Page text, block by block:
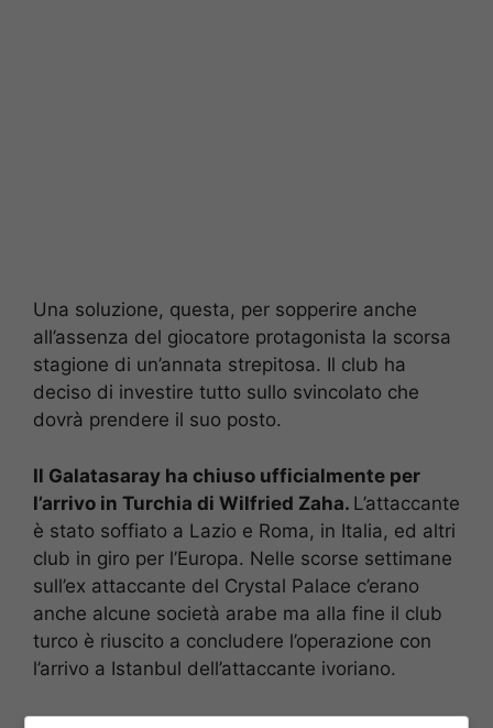
Una soluzione, questa, per sopperire anche
all’assenza del giocatore protagonista la scorsa
stagione di un’annata strepitosa. Il club ha
deciso di investire tutto sullo svincolato che
dovrà prendere il suo posto.
Il Galatasaray ha chiuso ufficialmente per
l’arrivo in Turchia di Wilfried Zaha. L’attaccante
è stato soffiato a Lazio e Roma, in Italia, ed altri
club in giro per l’Europa. Nelle scorse settimane
sull’ex attaccante del Crystal Palace c’erano
anche alcune società arabe ma alla fine il club
turco è riuscito a concludere l’operazione con
l’arrivo a Istanbul dell’attaccante ivoriano.